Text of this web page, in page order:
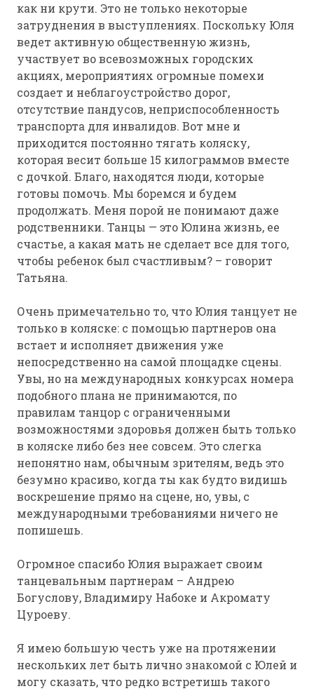
как ни крути. Это не только некоторые
затруднения в выступлениях. Поскольку Юля
ведет активную общественную жизнь,
участвует во всевозможных городских
акциях, мероприятиях огромные помехи
создает и неблагоустройство дорог,
отсутствие пандусов, неприспособленность
транспорта для инвалидов. Вот мне и
приходится постоянно тягать коляску,
которая весит больше 15 килограммов вместе
с дочкой. Благо, находятся люди, которые
готовы помочь. Мы боремся и будем
продолжать. Меня порой не понимают даже
родственники. Танцы — это Юлина жизнь, ее
счастье, а какая мать не сделает все для того,
чтобы ребенок был счастливым? – говорит
Татьяна.
Очень примечательно то, что Юлия танцует не
только в коляске: с помощью партнеров она
встает и исполняет движения уже
непосредственно на самой площадке сцены.
Увы, но на международных конкурсах номера
подобного плана не принимаются, по
правилам танцор с ограниченными
возможностями здоровья должен быть только
в коляске либо без нее совсем. Это слегка
непонятно нам, обычным зрителям, ведь это
безумно красиво, когда ты как будто видишь
воскрешение прямо на сцене, но, увы, с
международными требованиями ничего не
попишешь.
Огромное спасибо Юлия выражает своим
танцевальным партнерам – Андрею
Богуслову, Владимиру Набоке и Акромату
Цуроеву.
Я имею большую честь уже на протяжении
нескольких лет быть лично знакомой с Юлей и
могу сказать, что редко встретишь такого